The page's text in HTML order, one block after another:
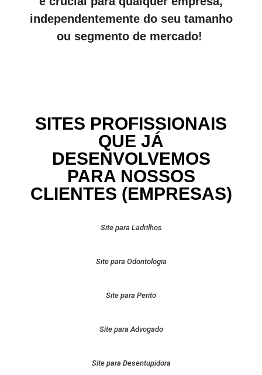
independentemente do seu tamanho
ou segmento de mercado!
SITES PROFISSIONAIS
QUE JÁ
DESENVOLVEMOS
PARA NOSSOS
CLIENTES (EMPRESAS)
Site para Ladrilhos
Site para Odontologia
Site para Perito
Site para Advogado
Site para Desentupidora